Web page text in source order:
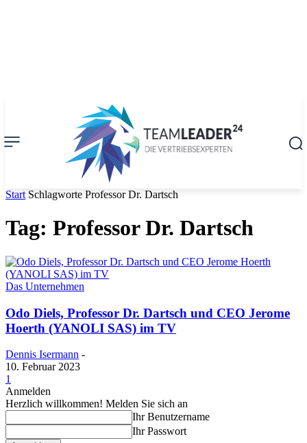
Start Schlagworte Professor Dr. Dartsch
Tag: Professor Dr. Dartsch
Das Unternehmen
Odo Diels, Professor Dr. Dartsch und CEO Jerome
Hoerth (YANOLI SAS) im TV
Dennis Isermann -
10. Februar 2023
1
Anmelden
Herzlich willkommen! Melden Sie sich an
Ihr Benutzername
Ihr Passwort